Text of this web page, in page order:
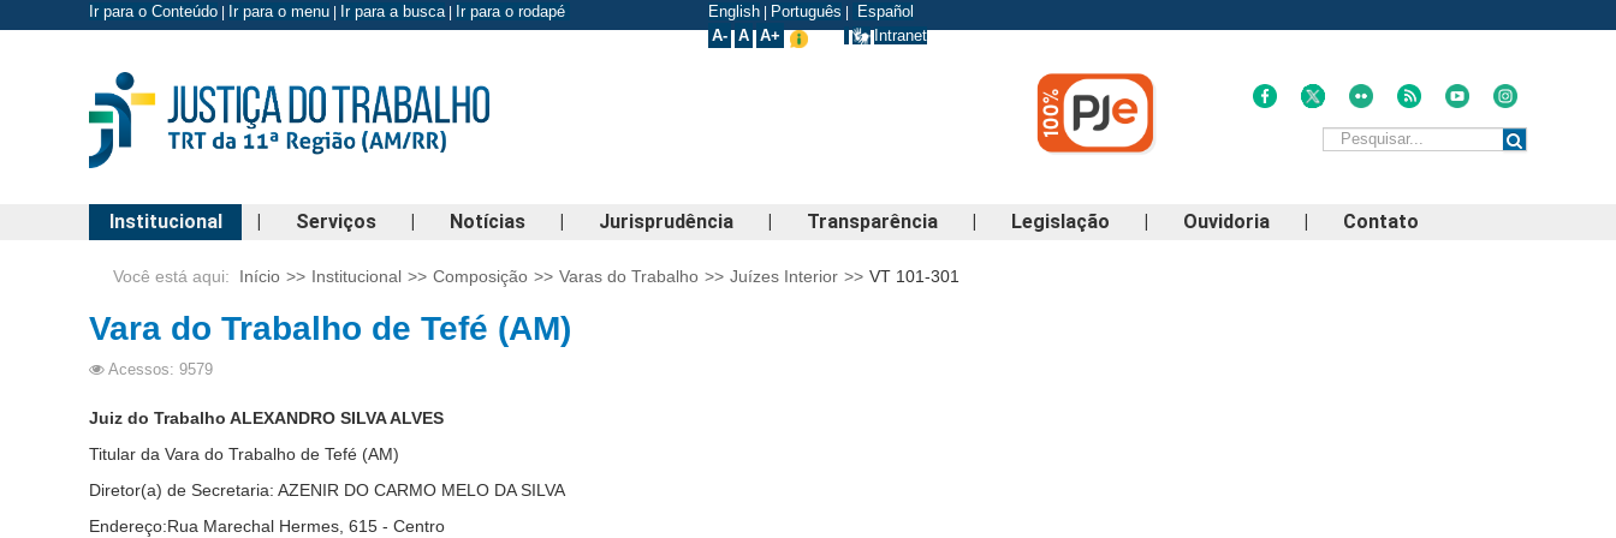
Ir para o Conteúdo Ir para o menu Ir para a busca| Ir para o rodapé English Português
Español
A- A A+ Intranet
Institucional | Serviços | Notícias | Jurisprudência | Transparência | Legislação | Ouvidoria | Contato
Você está aqui: Início >> Institucional >> Composição >> Varas do Trabalho >> Juízes Interior >> VT 101-301
Vara do Trabalho de Tefé (AM)
Acessos: 9579
Juiz do Trabalho ALEXANDRO SILVA ALVES
Titular da Vara do Trabalho de Tefé (AM)
Diretor(a) de Secretaria: AZENIR DO CARMO MELO DA SILVA
Endereço:Rua Marechal Hermes, 615 - Centro